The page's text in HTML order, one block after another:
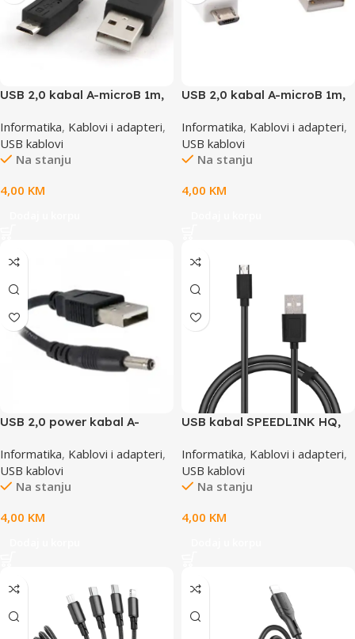
USB 2,0 kabal A-microB 1m,
AMBM-1M
Informatika, Kablovi i adapteri,
USB kablovi
Na stanju
4,00 KM
USB 2,0 kabal A-microB 1m,
AMBM-W-1M, bijeli
Informatika, Kablovi i adapteri,
USB kablovi
Na stanju
4,00 KM
USB 2,0 power kabal A-
GEMBIRD CC-USB-AMP35-6
Informatika, Kablovi i adapteri,
USB kablovi
Na stanju
4,00 KM
USB kabal SPEEDLINK HQ,
170212-BK
Informatika, Kablovi i adapteri,
USB kablovi
Na stanju
4,00 KM